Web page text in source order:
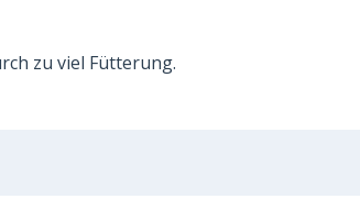
zu viel Fütterung.